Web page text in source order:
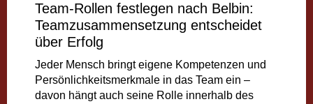
Team-Rollen festlegen nach Belbin:
Teamzusammensetzung entscheidet
über Erfolg
Jeder Mensch bringt eigene Kompetenzen und
Persönlichkeitsmerkmale in das Team ein –
davon hängt auch seine Rolle innerhalb des